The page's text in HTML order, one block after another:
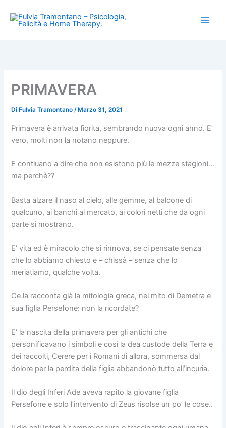
contenuto
PRIMAVERA
Di Fulvia Tramontano/ Marzo 31, 2021
Primavera è arrivata fiorita, sembrando nuova ogni anno. E’
vero, molti non la notano neppure.
E contiuano a dire che non esistono più le mezze stagioni…
ma perchè??
Basta alzare il naso al cielo, alle gemme, al balcone di
qualcuno, ai banchi al mercato, ai colori netti che da ogni
parte si mostrano.
E’ vita ed è miracolo che si rinnova, se ci pensate senza
che lo abbiamo chiesto e – chissà – senza che lo
meriatiamo, qualche volta.
Ce la racconta già la mitologia greca, nel mito di Demetra e
sua figlia Persefone: non la ricordate?
E’ la nascita della primavera per gli antichi che
personificavano i simboli e così la dea custode della Terra e
dei raccolti, Cerere per i Romani di allora, sommersa dal
dolore per la perdita della figlia abbandonò tutto all’incuria.
Il dio degli Inferi Ade aveva rapito la giovane figlia
Persefone e solo l’intervento di Zeus risolse un po’ le cose..